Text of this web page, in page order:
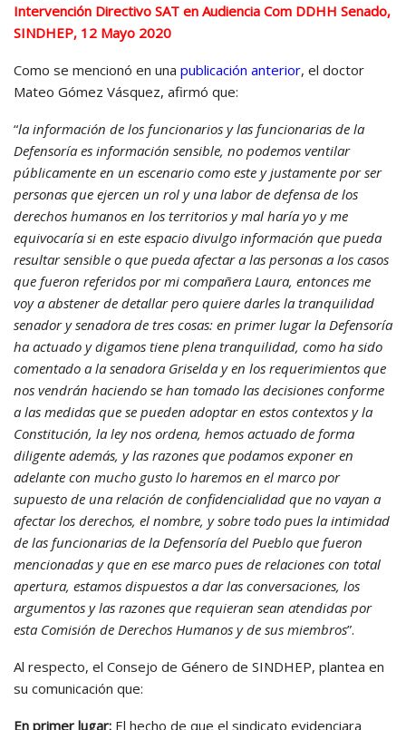
Intervención Directivo SAT en Audiencia Com DDHH Senado,
SINDHEP, 12 Mayo 2020
Como se mencionó en una publicación anterior, el doctor
Mateo Gómez Vásquez, afirmó que:
“la información de los funcionarios y las funcionarias de la
Defensoría es información sensible, no podemos ventilar
públicamente en un escenario como este y justamente por ser
personas que ejercen un rol y una labor de defensa de los
derechos humanos en los territorios y mal haría yo y me
equivocaría si en este espacio divulgo información que pueda
resultar sensible o que pueda afectar a las personas a los casos
que fueron referidos por mi compañera Laura, entonces me
voy a abstener de detallar pero quiere darles la tranquilidad
senador y senadora de tres cosas: en primer lugar la Defensoría
ha actuado y digamos tiene plena tranquilidad, como ha sido
comentado a la senadora Griselda y en los requerimientos que
nos vendrán haciendo se han tomado las decisiones conforme
a las medidas que se pueden adoptar en estos contextos y la
Constitución, la ley nos ordena, hemos actuado de forma
diligente además, y las razones que podamos exponer en
adelante con mucho gusto lo haremos en el marco por
supuesto de una relación de confidencialidad que no vayan a
afectar los derechos, el nombre, y sobre todo pues la intimidad
de las funcionarias de la Defensoría del Pueblo que fueron
mencionadas y que en ese marco pues de relaciones con total
apertura, estamos dispuestos a dar las conversaciones, los
argumentos y las razones que requieran sean atendidas por
esta Comisión de Derechos Humanos y de sus miembros”.
Al respecto, el Consejo de Género de SINDHEP, plantea en
su comunicación que:
En primer lugar: El hecho de que el sindicato evidenciara